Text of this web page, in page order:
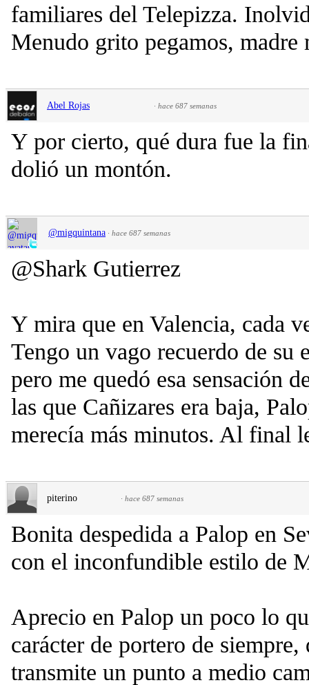
familiares del Telepizza.
Menudo grito pegamos, madre
Abel Rojas · hace 687 semanas
Y por cierto, qué dura fue la
dolió un montón.
@migquintana · hace 687 semanas
@Shark Gutierrez
Y mira que en Valencia, cada
Tengo un vago recuerdo de su
pero me quedó esa sensación
las que Cañizares era baja,
merecía más minutos. Al final
piterino · hace 687 semanas
Bonita despedida a Palop en
con el inconfundible estilo de
Aprecio en Palop un poco lo
carácter de portero de
transmite un punto a medio